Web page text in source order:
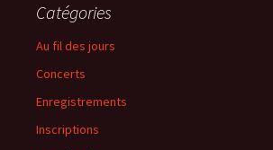
Catégories
Au fil des jours
Concerts
Enregistrements
Inscriptions